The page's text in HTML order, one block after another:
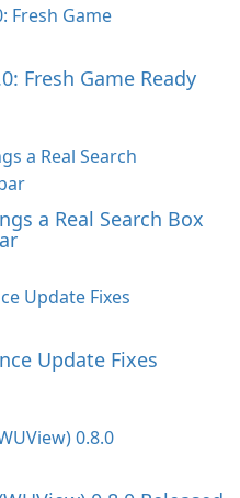
Fresh Game Ready
a Real Search Box
Update Fixes